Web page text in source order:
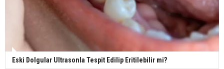
Eski Dolgular Ultrasonla Tespit Edilip Eritilebilir mi?